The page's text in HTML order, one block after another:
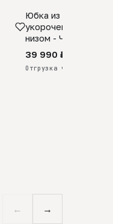
ПРЕДЗАКАЗ
Юбка из
укороченная с
низом - Черный
39 990 ₽
Отгрузка через 25 дней
← →